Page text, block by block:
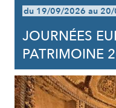
du 19/09/2026 au
JOURNÉES
PATRIMOINE